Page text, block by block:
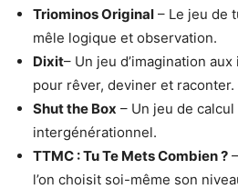
Triominos Original – Le jeu de
mêle logique et observation.
Dixit– Un jeu d’imagination
pour rêver, deviner et raconter.
Shut the Box – Un jeu de
intergénérationnel.
TTMC : Tu Te Mets Combien ?
l’on choisit soi-même son